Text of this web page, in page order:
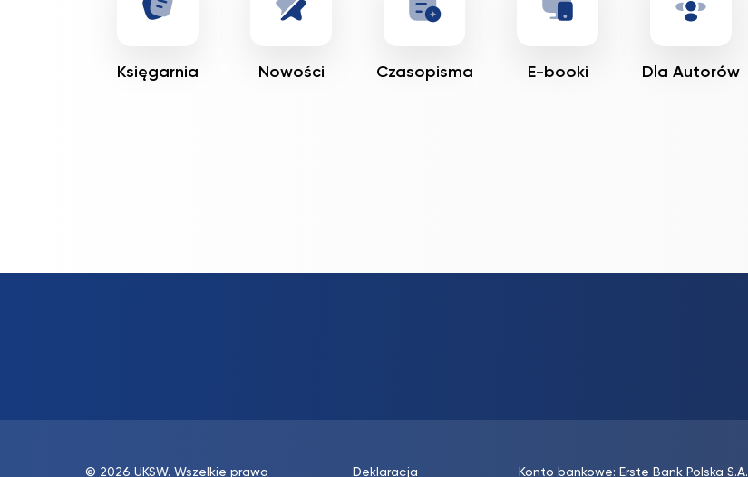
Księgarnia Nowości Czasopisma E-booki Dla Autorów
© 2026 UKSW. Wszelkie prawa Deklaracja Konto bankowe: Erste Bank Polska S.A.